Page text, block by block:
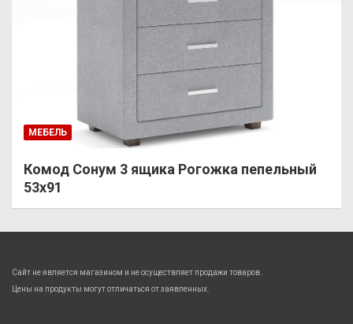
МЕБЕЛЬ
Комод Сонум 3 ящика Рогожка пепельный
53х91
Сайт не является магазином и не осуществляет продажи товаров.
Цены на продукты могут отличаться от заявленных.